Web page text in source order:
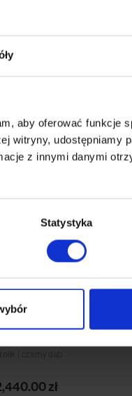
aby oferować funkcje
witryny, udostępniamy
z innymi danymi
Statystyka
zł